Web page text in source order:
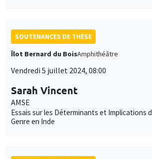
SOUTENANCES DE THÈSE
Îlot Bernard du BoisAmphithéâtre
Vendredi 5 juillet 2024, 08:00
Sarah Vincent
AMSE
Essais sur les Déterminants et Implications
Genre en Inde